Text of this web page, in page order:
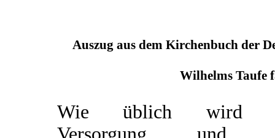
Auszug aus dem Kirchenbuch der
Wilhelms Taufe
Wie üblich wird